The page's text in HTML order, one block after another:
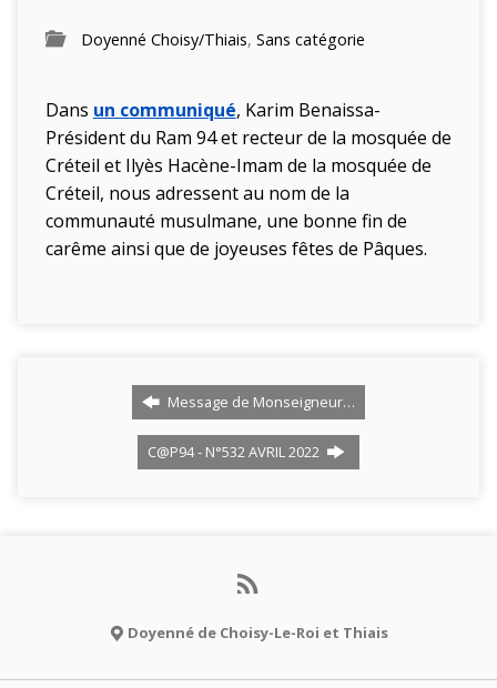
Doyenné Choisy/Thiais, Sans catégorie
Dans un communiqué, Karim Benaissa-
Président du Ram 94 et recteur de la mosquée de
Créteil et Ilyès Hacène-Imam de la mosquée de
Créteil, nous adressent au nom de la
communauté musulmane, une bonne fin de
carême ainsi que de joyeuses fêtes de Pâques.
Message de Monseigneur…
C@P94 - N°532 AVRIL 2022
Doyenné de Choisy-Le-Roi et Thiais